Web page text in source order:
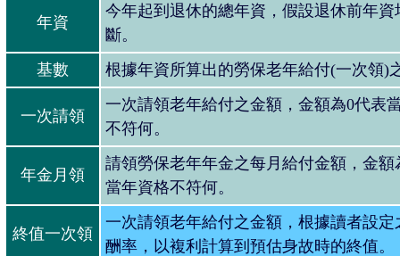
年資
今年起到退休的總年資，假設退休前年資
斷。
基數
根據年資所算出的勞保老年給付(一次領)
一次請領
一次請領老年給付之金額，金額為0代表
不符何。
年金月領
請領勞保老年年金之每月給付金額，金額
當年資格不符何。
終值一次領
一次請領老年給付之金額，根據讀者設定
酬率，以複利計算到預估身故時的終值。